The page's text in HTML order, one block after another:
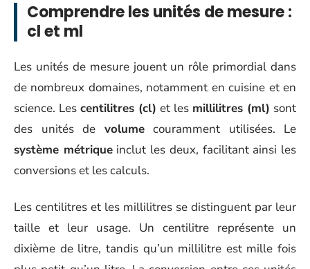
Comprendre les unités de mesure :
cl et ml
Les unités de mesure jouent un rôle primordial dans
de nombreux domaines, notamment en cuisine et en
science. Les centilitres (cl) et les millilitres (ml) sont
des unités de volumecouramment utilisées. Le
système métriqueinclut les deux, facilitant ainsi les
conversions et les calculs.
Les centilitres et les millilitres se distinguent par leur
taille et leur usage. Un centilitre représente un
dixième de litre, tandis qu’un millilitre est mille fois